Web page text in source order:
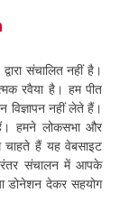
संचालित नहीं है।
रवैया है। हम पीत
नहीं लेते हैं।
हमने लोकसभा और
चाहते हैं यह वेबसाइट
संचालन में आपके
डोनेशन देकर सहयोग